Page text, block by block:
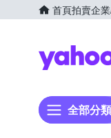
首頁拍賣企
全部分類